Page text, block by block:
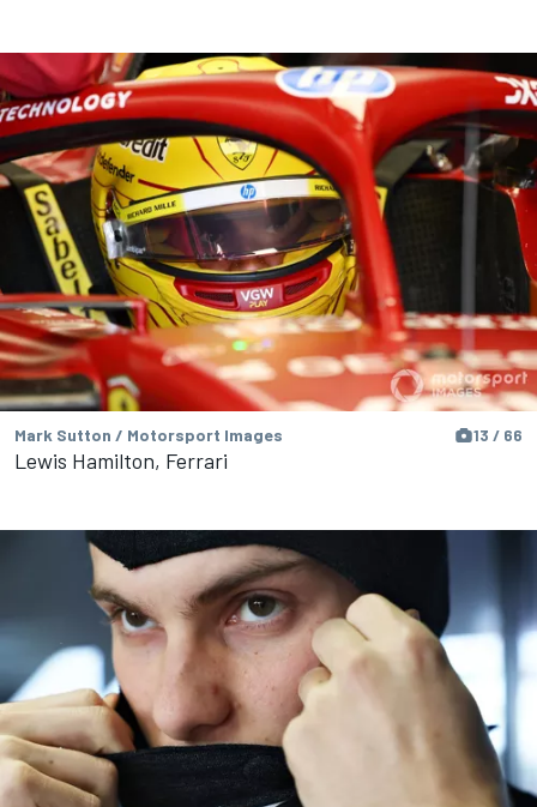
Mark Sutton / Motorsport Images 13 / 66
Lewis Hamilton, Ferrari